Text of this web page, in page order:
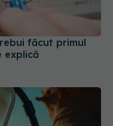
explică